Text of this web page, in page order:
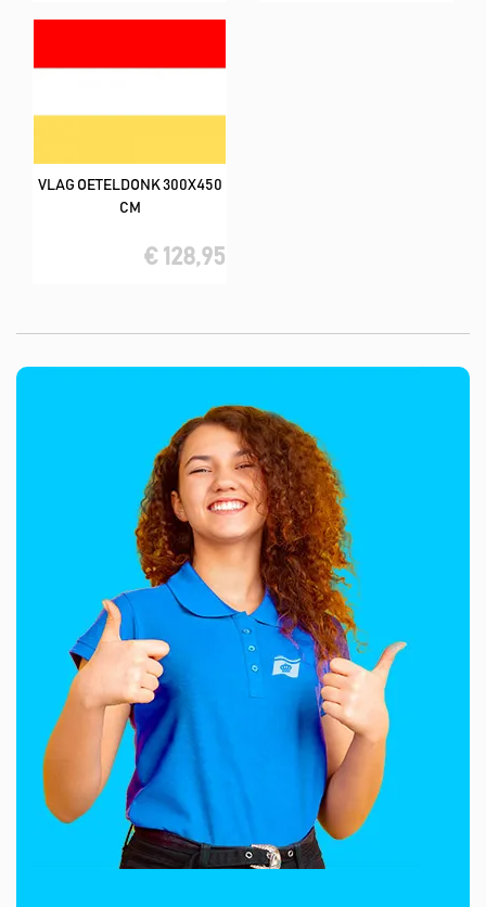
VLAG OETELDONK 300X450
CM
€ 128,95